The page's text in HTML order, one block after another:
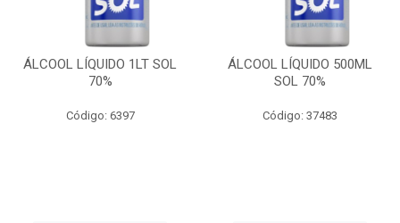
ÁLCOOL LÍQUIDO 1LT SOL
70%
Código: 6397
ÁLCOOL LÍQUIDO 500ML
SOL 70%
Código: 37483